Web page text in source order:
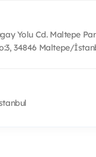
Yolu Cd. Maltepe
34846 Maltepe/